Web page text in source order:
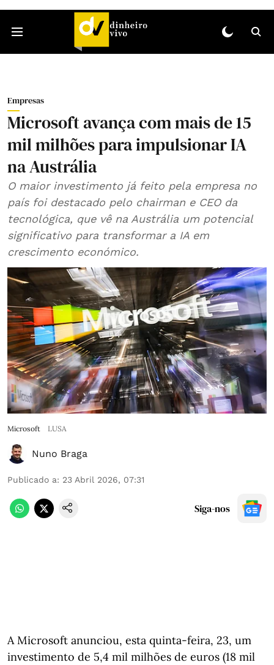
Empresas
Microsoft avança com mais de 15
mil milhões para impulsionar IA
na Austrália
O maior investimento já feito pela empresa no
país foi destacado pelo chairman e CEO da
tecnológica, que vê na Austrália um potencial
significativo para transformar a IA em
crescimento económico.
Microsoft LUSA
Nuno Braga
Publicado a: 23 Abril 2026, 07:31
Siga-nos
A Microsoft anunciou, esta quinta-feira, 23, um
investimento de 5,4 mil milhões de euros (18 mil